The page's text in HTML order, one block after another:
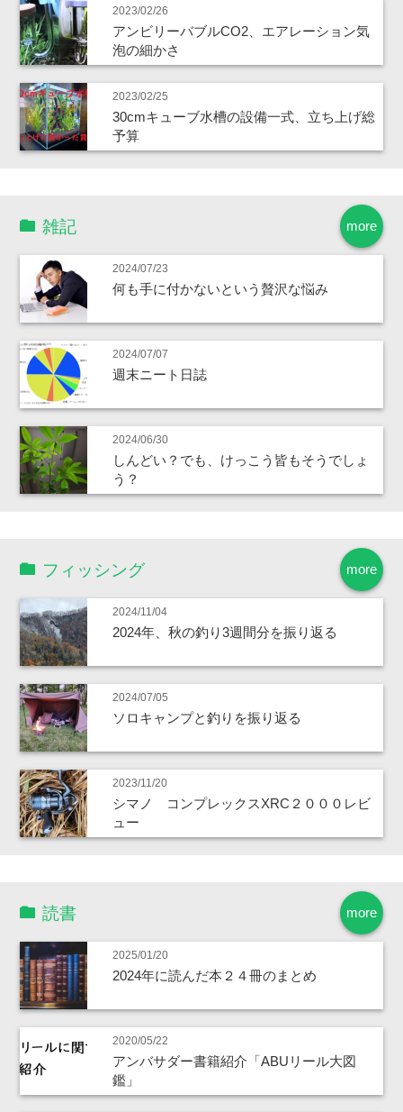
2023/02/26
アンビリーバブルCO2、エアレーション気
泡の細かさ
2023/02/25
30cmキューブ水槽の設備一式、立ち上げ総
予算
more
雑記
2024/07/23
何も手に付かないという贅沢な悩み
2024/07/07
週末ニート日誌
2024/06/30
しんどい？でも、けっこう皆もそうでしょ
う？
more
フィッシング
2024/11/04
2024年、秋の釣り3週間分を振り返る
2024/07/05
ソロキャンプと釣りを振り返る
2023/11/20
シマノ コンプレックスXRC２０００レビ
ュー
more
読書
2025/01/20
2024年に読んだ本２４冊のまとめ
2020/05/22
アンバサダー書籍紹介「ABUリール大図
鑑」